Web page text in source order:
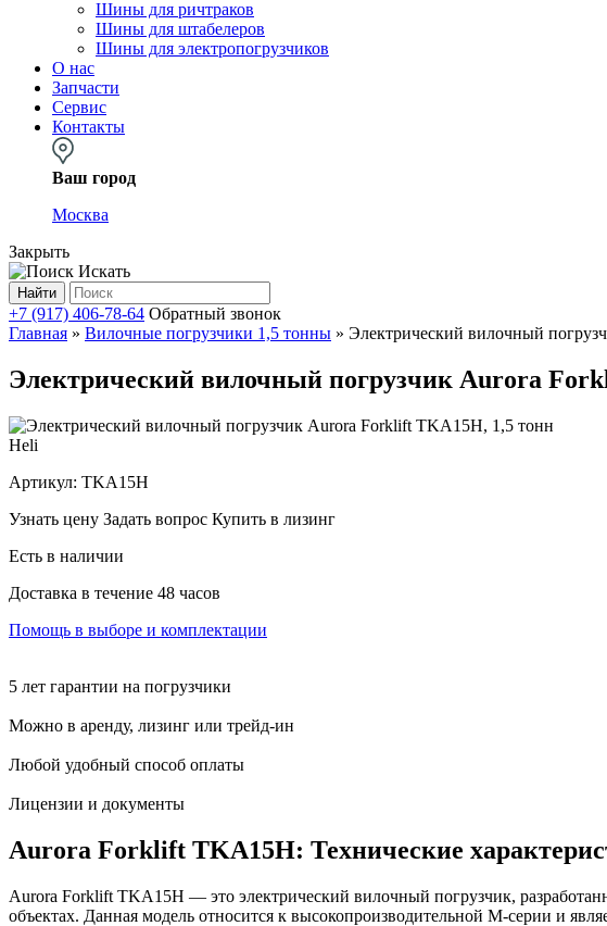
Шины для ричтраков
Шины для штабелеров
Шины для электропогрузчиков
О нас
Запчасти
Сервис
Контакты
Ваш город
Москва
Закрыть
Искать
Найти
+7 (917) 406-78-64 Обратный звонок
Главная » Вилочные погрузчики 1,5 тонны » Электрический вилочный
Электрический вилочный погрузчик Aurora
Heli
Артикул: TKA15H
Узнать цену Задать вопрос Купить в лизинг
Есть в наличии
Доставка в течение 48 часов
Помощь в выборе и комплектации
5 лет гарантии на погрузчики
Можно в аренду, лизинг или трейд-ин
Любой удобный способ оплаты
Лицензии и документы
Aurora Forklift TKA15H: Технические
Aurora Forklift TKA15H — это электрический вилочный погрузчик,
объектах. Данная модель относится к высокопроизводительной M-серии и